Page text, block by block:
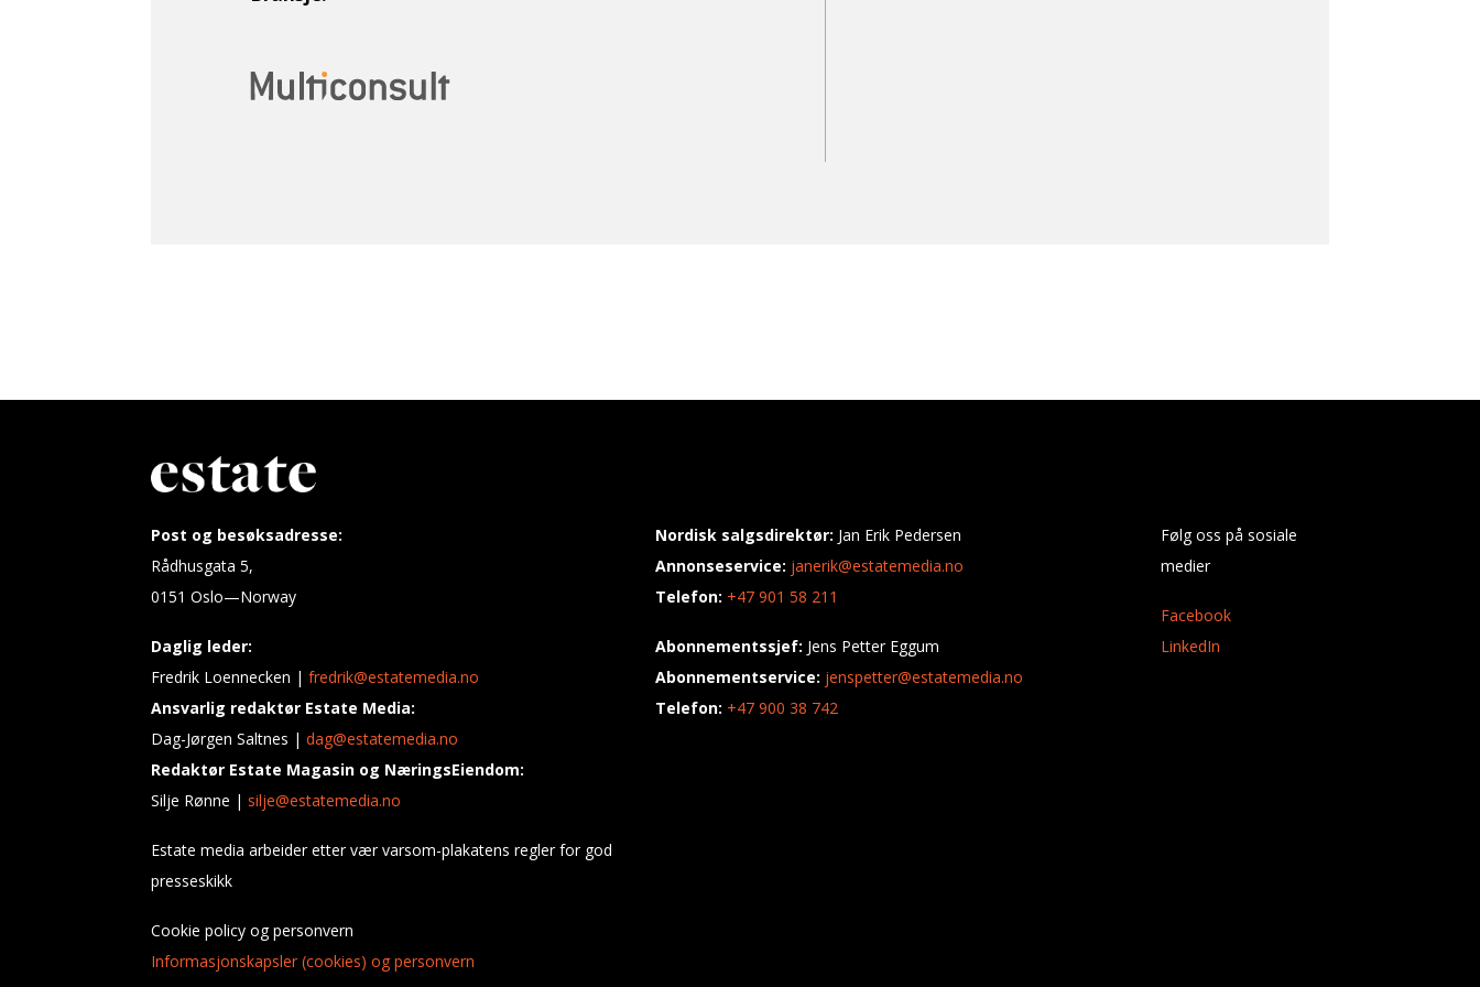
Post og besøksadresse:
Rådhusgata 5,
0151 Oslo—Norway
Daglig leder:
Fredrik Loennecken | fredrik@estatemedia.no
Ansvarlig redaktør Estate Media:
Dag-Jørgen Saltnes | dag@estatemedia.no
Redaktør Estate Magasin og NæringsEiendom:
Silje Rønne | silje@estatemedia.no
Estate media arbeider etter vær varsom-plakatens regler for god
presseskikk
Cookie policy og personvern
Informasjonskapsler (cookies) og personvern
Nordisk salgsdirektør: Jan Erik Pedersen
Annonseservice: janerik@estatemedia.no
Telefon: +47 901 58 211
Abonnementssjef: Jens Petter Eggum
Abonnementservice: jenspetter@estatemedia.no
Telefon: +47 900 38 742
Følg oss på sosiale
medier
Facebook
LinkedIn